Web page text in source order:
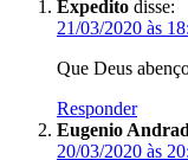
Expedito disse:
21/03/2020 às
Que Deus
Responder
Eugenio
20/03/2020 às